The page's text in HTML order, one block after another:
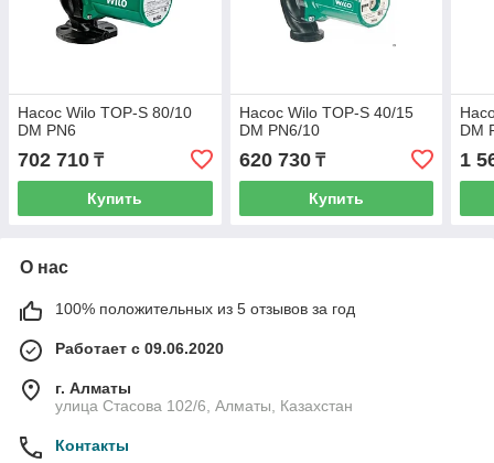
Насос Wilo TOP-S 80/10
DM PN6
702 710 ₸
Купить
Насос Wilo TOP-S 40/15
DM PN6/10
620 730₸
Купить
DM
1
О нас
100% положительных из 5 отзывов за год
Работает с 09.06.2020
г. Алматы
улица Стасова 102/6, Алматы, Казахстан
Контакты